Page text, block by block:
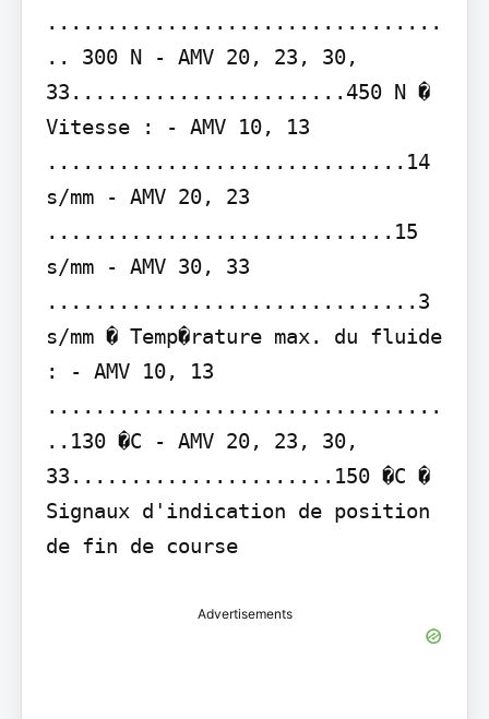
.................................
.. 300 N - AMV 20, 23, 30,
33.......................450 N �
Vitesse : - AMV 10, 13
..............................14
s/mm - AMV 20, 23
.............................15
s/mm - AMV 30, 33
...............................3
s/mm � Temp�rature max. du fluide
: - AMV 10, 13
.................................
..130 �C - AMV 20, 23, 30,
33......................150 �C �
Signaux d'indication de position
de fin de course
Advertisements